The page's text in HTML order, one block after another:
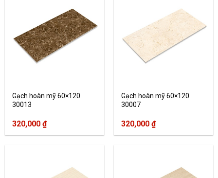
Gạch hoàn mỹ 60×120
30013
320,000 ₫
Gạch hoàn mỹ 60×120
30007
320,000 ₫